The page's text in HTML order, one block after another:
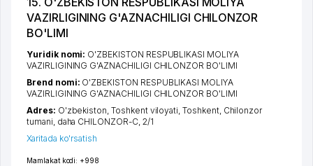
VAZIRLIGINING G'AZNACHILIGI CHILONZOR
BO'LIMI
Mamlakat kodi: +998
Yuridik nomi: O'ZBEKISTON RESPUBLIKASI MOLIYA
VAZIRLIGINING G'AZNACHILIGI CHILONZOR BO'LIMI
Brend nomi: O'ZBEKISTON RESPUBLIKASI MOLIYA
VAZIRLIGINING G'AZNACHILIGI CHILONZOR BO'LIMI
Adres: O'zbekiston,Toshkent viloyati,Toshkent, Chilonzor
tumani, daha CHILONZOR-C, 2/1
Xaritada ko'rsatish